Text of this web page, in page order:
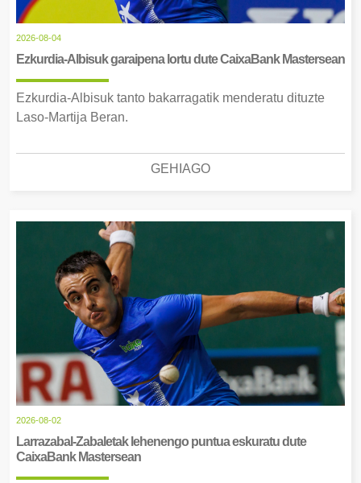
2026-08-04
Ezkurdia-Albisuk garaipena lortu dute CaixaBank Mastersean
Ezkurdia-Albisuk tanto bakarragatik menderatu dituzte
Laso-Martija Beran.
GEHIAGO
2026-08-02
Larrazabal-Zabaletak lehenengo puntua eskuratu dute
CaixaBank Mastersean